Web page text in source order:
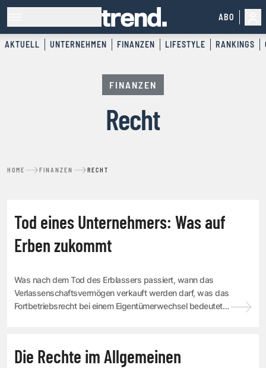
ABO
AKTUELL UNTERNEHMEN FINANZEN LIFESTYLE RANKINGS
FINANZEN
Recht
HOME FINANZEN RECHT
Tod eines Unternehmers: Was auf
Erben zukommt
Was nach dem Tod des Erblassers passiert, wann das
Verlassenschaftsvermögen verkauft werden darf, was das
Fortbetriebsrecht bei einem Eigentümerwechsel bedeutet
RECHT
Die Rechte im Allgemeinen